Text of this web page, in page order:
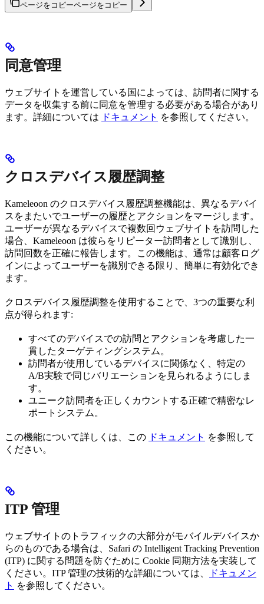
ページをコピーページをコピー
同意管理
ウェブサイトを運営している国によっては、訪問者に関する
データを収集する前に同意を管理する必要がある場合があり
ます。詳細については ドキュメント を参照してください。
クロスデバイス履歴調整
Kameleoon のクロスデバイス履歴調整機能は、異なるデバイ
スをまたいでユーザーの履歴とアクションをマージします。
ユーザーが異なるデバイスで複数回ウェブサイトを訪問した
場合、Kameleoon は彼らをリピーター訪問者として識別し、
訪問回数を正確に報告します。この機能は、通常は顧客ログ
インによってユーザーを識別できる限り、簡単に有効化でき
ます。
クロスデバイス履歴調整を使用することで、3つの重要な利
点が得られます:
すべてのデバイスでの訪問とアクションを考慮した一
貫したターゲティングシステム。
訪問者が使用しているデバイスに関係なく、特定の
A/B実験で同じバリエーションを見られるようにしま
す。
ユニーク訪問者を正しくカウントする正確で精密なレ
ポートシステム。
この機能について詳しくは、この ドキュメント を参照して
ください。
ITP 管理
ウェブサイトのトラフィックの大部分がモバイルデバイスか
らのものである場合は、Safari の Intelligent Tracking Prevention
(ITP) に関する問題を防ぐために Cookie 同期方法を実装して
ください。ITP 管理の技術的な詳細については、
ドキュメン
ト を参照してください。